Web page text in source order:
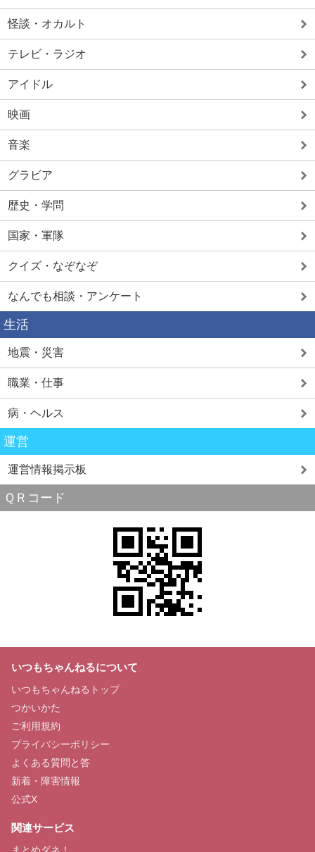
怪談・オカルト
テレビ・ラジオ
アイドル
映画
音楽
グラビア
歴史・学問
国家・軍隊
クイズ・なぞなぞ
なんでも相談・アンケート
生活
地震・災害
職業・仕事
病・ヘルス
運営
運営情報掲示板
ＱＲコード
いつもちゃんねるについて
いつもちゃんねるトップ
つかいかた
ご利用規約
プライバシーポリシー
よくある質問と答
新着・障害情報
公式X
関連サービス